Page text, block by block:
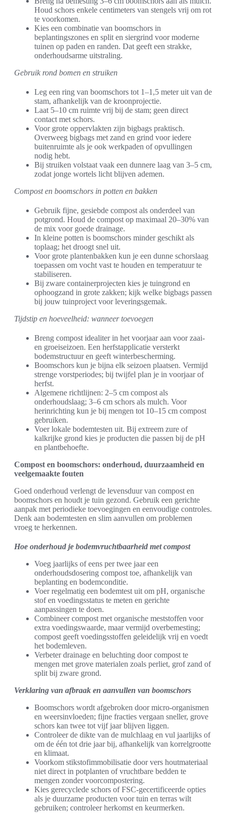
Houd schors enkele centimeters van stengels vrij om rot
te voorkomen.
Kies een combinatie van boomschors in
beplantingszones en split en siergrind voor moderne
tuinen op paden en randen. Dat geeft een strakke,
onderhoudsarme uitstraling.
Gebruik rond bomen en struiken
Leg een ring van boomschors tot 1–1,5 meter uit van de
stam, afhankelijk van de kroonprojectie.
Laat 5–10 cm ruimte vrij bij de stam; geen direct
contact met schors.
Voor grote oppervlakten zijn bigbags praktisch.
Overweeg bigbags met zand en grind voor iedere
buitenruimte als je ook werkpaden of opvullingen
nodig hebt.
Bij struiken volstaat vaak een dunnere laag van 3–5 cm,
zodat jonge wortels licht blijven ademen.
Compost en boomschors in potten en bakken
Gebruik fijne, gesiebde compost als onderdeel van
potgrond. Houd de compost op maximaal 20–30% van
de mix voor goede drainage.
In kleine potten is boomschors minder geschikt als
toplaag; het droogt snel uit.
Voor grote plantenbakken kun je een dunne schorslaag
toepassen om vocht vast te houden en temperatuur te
stabiliseren.
Bij zware containerprojecten kies je tuingrond en
ophoogzand in grote zakken; kijk welke bigbags passen
bij jouw tuinproject voor leveringsgemak.
Tijdstip en hoeveelheid: wanneer toevoegen
Breng compost idealiter in het voorjaar aan voor zaai-
en groeiseizoen. Een herfstapplicatie versterkt
bodemstructuur en geeft winterbescherming.
Boomschors kun je bijna elk seizoen plaatsen. Vermijd
strenge vorstperiodes; bij twijfel plan je in voorjaar of
herfst.
Algemene richtlijnen: 2–5 cm compost als
onderhoudslaag; 3–6 cm schors als mulch. Voor
herinrichting kun je bij mengen tot 10–15 cm compost
gebruiken.
Voer lokale bodemtesten uit. Bij extreem zure of
kalkrijke grond kies je producten die passen bij de pH
en plantbehoefte.
Compost en boomschors: onderhoud, duurzaamheid en
veelgemaakte fouten
Goed onderhoud verlengt de levensduur van compost en
boomschors en houdt je tuin gezond. Gebruik een gerichte
aanpak met periodieke toevoegingen en eenvoudige controles.
Denk aan bodemtesten en slim aanvullen om problemen
vroeg te herkennen.
Hoe onderhoud je bodemvruchtbaarheid met compost
Voeg jaarlijks of eens per twee jaar een
onderhoudsdosering compost toe, afhankelijk van
beplanting en bodemconditie.
Voer regelmatig een bodemtest uit om pH, organische
stof en voedingsstatus te meten en gerichte
aanpassingen te doen.
Combineer compost met organische meststoffen voor
extra voedingswaarde, maar vermijd overbemesting;
compost geeft voedingsstoffen geleidelijk vrij en voedt
het bodemleven.
Verbeter drainage en beluchting door compost te
mengen met grove materialen zoals perliet, grof zand of
split bij zware grond.
Verklaring van afbraak en aanvullen van boomschors
Boomschors wordt afgebroken door micro-organismen
en weersinvloeden; fijne fracties vergaan sneller, grove
schors kan twee tot vijf jaar blijven liggen.
Controleer de dikte van de mulchlaag en vul jaarlijks of
om de één tot drie jaar bij, afhankelijk van korrelgrootte
en klimaat.
Voorkom stikstofimmobilisatie door vers houtmateriaal
niet direct in potplanten of vruchtbare bedden te
mengen zonder voorcompostering.
Kies gerecyclede schors of FSC-gecertificeerde opties
als je duurzame producten voor tuin en terras wilt
gebruiken; controleer herkomst en keurmerken.